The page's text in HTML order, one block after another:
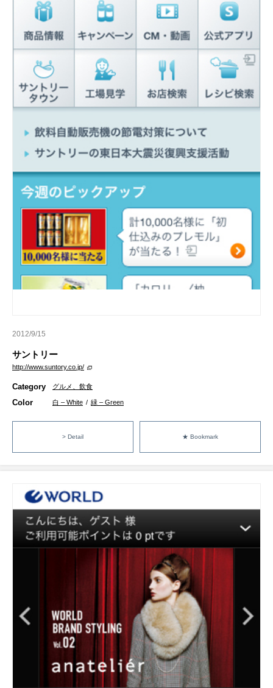
2012/9/15
サントリー
http://www.suntory.co.jp/
Category グルメ、飲食
Color 白 – White / 緑 – Green
> Detail ★ Bookmark